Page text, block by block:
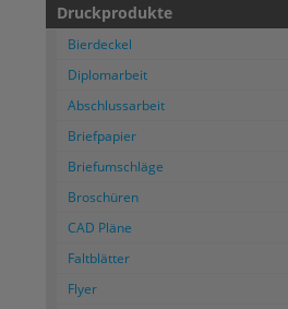
Druckprodukte
Bierdeckel
Diplomarbeit
Abschlussarbeit
Briefpapier
Briefumschläge
Broschüren
CAD Pläne
Faltblätter
Flyer